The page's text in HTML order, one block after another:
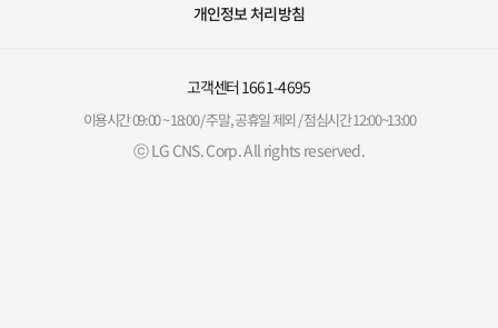
개인정보 처리방침
고객센터1661-4695
이용시간 09:00 ~ 18:00 / 주말, 공휴일 제외 / 점심시간 12:00~13:00
ⓒ LG CNS. Corp. All rights reserved.